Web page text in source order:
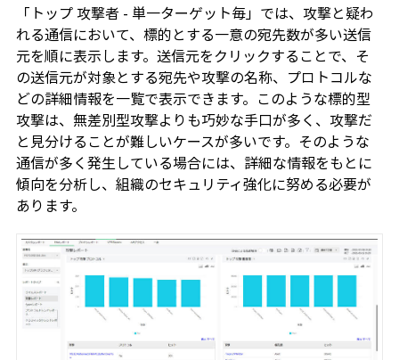
「トップ 攻撃者 - 単一ターゲット毎」では、攻撃と疑わ
れる通信において、標的とする一意の宛先数が多い送信
元を順に表示します。送信元をクリックすることで、そ
の送信元が対象とする宛先や攻撃の名称、プロトコルな
どの詳細情報を一覧で表示できます。このような標的型
攻撃は、無差別型攻撃よりも巧妙な手口が多く、攻撃だ
と見分けることが難しいケースが多いです。そのような
通信が多く発生している場合には、詳細な情報をもとに
傾向を分析し、組織のセキュリティ強化に努める必要が
あります。